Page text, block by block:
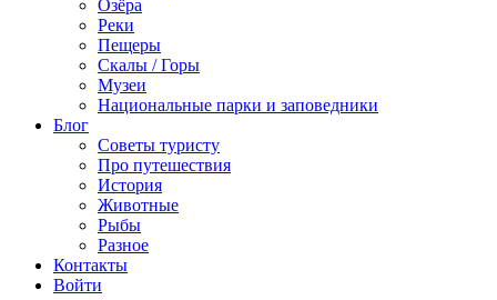
Озёра
Реки
Пещеры
Скалы / Горы
Музеи
Национальные парки и заповедники
Блог
Советы туристу
Про путешествия
История
Животные
Рыбы
Разное
Контакты
Войти